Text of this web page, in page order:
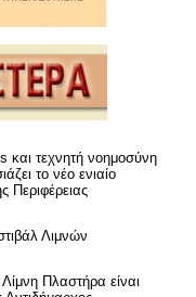
και τεχνητή νοημοσύνη
το νέο ενιαίο
Περιφέρειας
Λιμνών
Πλαστήρα είναι